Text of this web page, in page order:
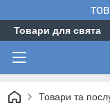
Товари для свята
Товари та